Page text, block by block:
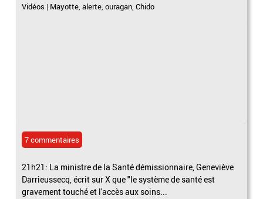
Vidéos | Mayotte,alerte,ouragan,Chido
7 commentaires
21h21: La ministre de la Santé démissionnaire, Geneviève
Darrieussecq, écrit sur X que "le système de santé est
gravement touché et l'accès aux soins...